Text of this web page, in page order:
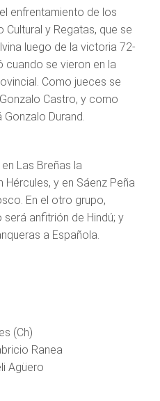
enfrentamiento de los
Cultural y Regatas, que se
luego de la victoria 72-
cuando se vieron en la
Como jueces se
Castro, y como
Durand.
Las Breñas la
y en Sáenz Peña
En el otro grupo,
anfitrión de Hindú; y
a Española.
(Ch)
Ranea
Agüero